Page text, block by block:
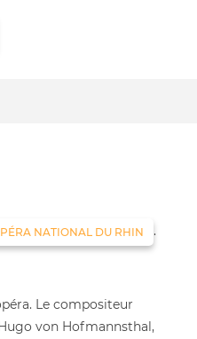
NATIONAL DU RHIN .
Le compositeur
von Hofmannsthal,